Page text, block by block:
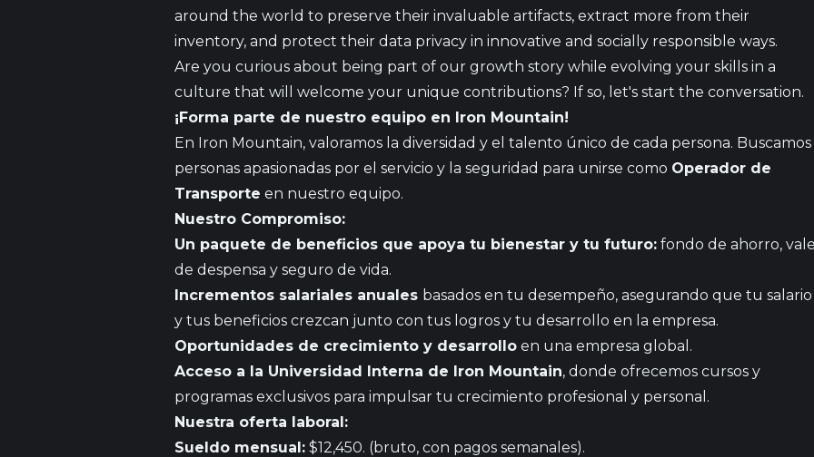
around the world to preserve their invaluable artifacts, extract more from their
inventory, and protect their data privacy in innovative and socially responsible ways.
Are you curious about being part of our growth stor​y while evolving your skills in a
culture that will welcome your unique contributions? If so, let's start the conversation.
¡Forma parte de nuestro equipo en Iron Mountain!
En Iron Mountain, valoramos la diversidad y el talento único de cada persona. Buscamos
personas apasionadas por el servicio y la seguridad para unirse como Operador de
Transporte en nuestro equipo.
Nuestro Compromiso:
Un paquete de beneficios que apoya tu bienestar y tu futuro: fondo de ahorro,
de despensa y seguro de vida.
Incrementos salariales anuales basados en tu desempeño, asegurando que tu salario
y tus beneficios crezcan junto con tus logros y tu desarrollo en la empresa.
Oportunidades de crecimiento y desarrollo en una empresa global.
Acceso a la Universidad Interna de Iron Mountain, donde ofrecemos cursos y
programas exclusivos para impulsar tu crecimiento profesional y personal.
Nuestra oferta laboral:
Sueldo mensual: $12,450. (bruto, con pagos semanales).